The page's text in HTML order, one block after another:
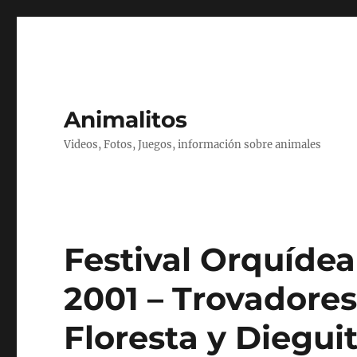
Animalitos
Videos, Fotos, Juegos, información sobre animales
Festival
2001 –
Floresta y